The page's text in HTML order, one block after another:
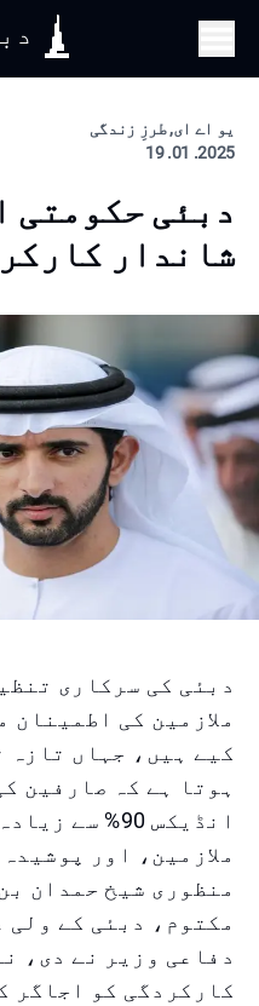
یو اے ای, طرزِ زندگی
2025. 01. 19
دبئی حکومتی
شاندار
دبئی کی سرکاری
ملازمین کی
کیے ہیں، جہاں تازہ
ہوتا ہے کہ صارفین
ملازمین، اور
منظوری شیخ حمدان
مکتوم، دبئی کے ولی
دفاعی وزیر نے دی،
کارکردگی کو اجاگر